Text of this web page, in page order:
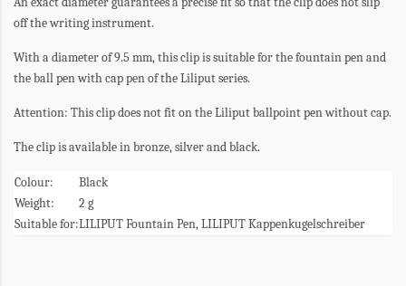
off the writing instrument.
With a diameter of 9.5 mm, this clip is suitable for the fountain pen and
the ball pen with cap pen of the Liliput series.
Attention: This clip does not fit on the Liliput ballpoint pen without cap.
The clip is available in bronze, silver and black.
Colour:
Black
Weight:
2 g
Suitable for:LILIPUT Fountain Pen, LILIPUT Kappenkugelschreiber